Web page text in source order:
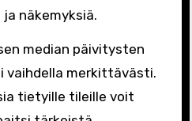
näkemyksiä.
median päivitysten
vaihdella merkittävästi.
tietyille tileille voit